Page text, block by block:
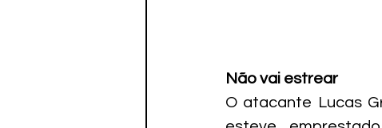
Não vai estrear
O atacante Lucas